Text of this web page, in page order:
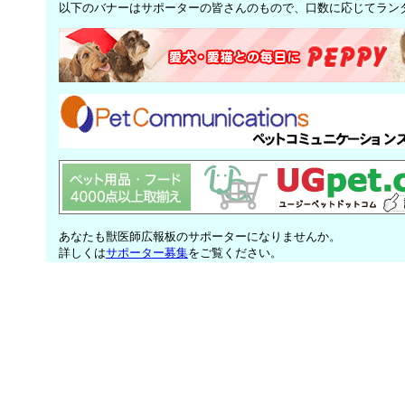
以下のバナーはサポーターの皆さんのもので、口数に応じてラ
あなたも獣医師広報板のサポーターになりませんか。
詳しくはサポーター募集をご覧ください。